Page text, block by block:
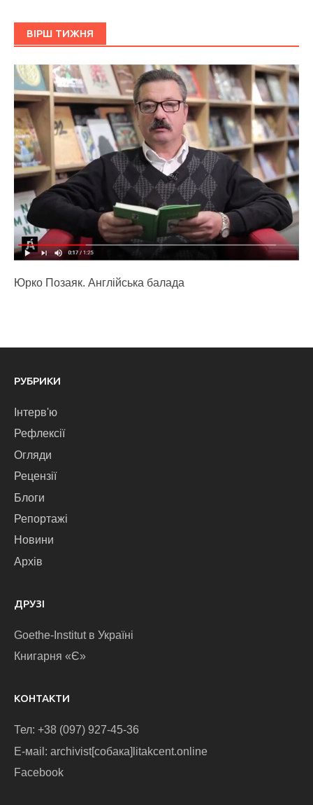
ВІРШ ТИЖНЯ
Юрко Позаяк. Англійська балада
РУБРИКИ
Інтерв'ю
Рефлексії
Огляди
Рецензії
Блоги
Репортажі
Новини
Архів
ДРУЗІ
Goethe-Institut в Україні
Книгарня «Є»
КОНТАКТИ
Тел: +38 (097) 927-45-36
E-маіl: archivist[собака]litakcent.online
Facebook